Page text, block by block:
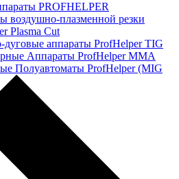
PROFНELPER
воздушно-плазменной резки
Plasma Cut
дуговые аппараты ProfHelper TIG
Аппараты ProfНelper ММА
Полуавтоматы ProfHelper (MIG